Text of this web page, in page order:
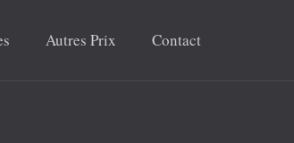
Autres Prix Contact